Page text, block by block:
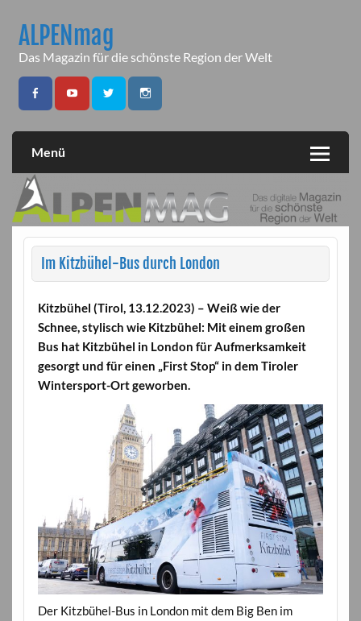
contentALPENmag
Das Magazin für die schönste Region der Welt
Menü
Im Kitzbühel-Bus durch London
Kitzbühel (Tirol, 13.12.2023) – Weiß wie der
Schnee, stylisch wie Kitzbühel: Mit einem großen
Bus hat Kitzbühel in London für Aufmerksamkeit
gesorgt und für einen „First Stop“ in dem Tiroler
Wintersport-Ort geworben.
Der Kitzbühel-Bus in London mit dem Big Ben im